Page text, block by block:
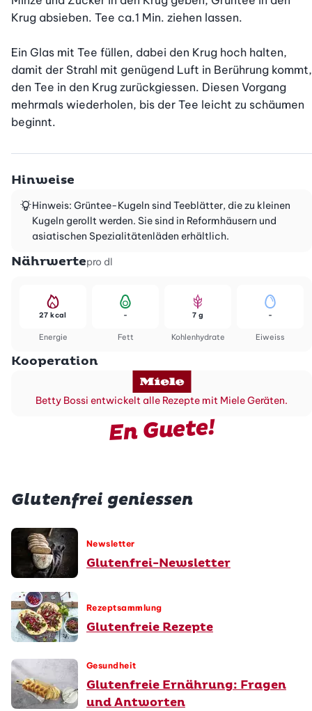
Krug absieben. Tee ca.1 Min. ziehen lassen.
Ein Glas mit Tee füllen, dabei den Krug hoch halten,
damit der Strahl mit genügend Luft in Berührung kommt,
den Tee in den Krug zurückgiessen. Diesen Vorgang
mehrmals wiederholen, bis der Tee leicht zu schäumen
beginnt.
Hinweise
Hinweis: Grüntee-Kugeln sind Teeblätter, die zu kleinen
Kugeln gerollt werden. Sie sind in Reformhäusern und
asiatischen Spezialitätenläden erhältlich.
Nährwertepro dl
Energie
27 kcal
Fett
-
Kohlenhydrate
7 g
Eiweiss
-
Kooperation
Betty Bossi entwickelt alle Rezepte mit Miele Geräten.
En Guete!
Glutenfrei geniessen
Newsletter
Glutenfrei-Newsletter
Rezeptsammlung
Glutenfreie Rezepte
Gesundheit
Glutenfreie Ernährung: Fragen
und Antworten